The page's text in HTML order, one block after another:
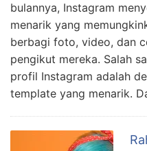
bulannya, Instagram
menarik yang
berbagi foto, video, dan
pengikut mereka. Salah
profil Instagram adalah
template yang menarik.